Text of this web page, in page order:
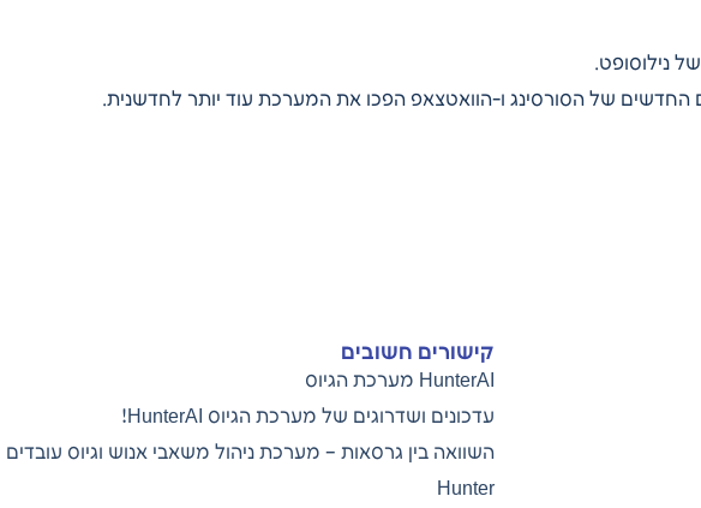
נילוסופט.
של הסורסינג ו-הוואטצאפ הפכו את המערכת עוד יותר לחדשנית.
קישורים חשובים
HunterAI מערכת הגיוס
עדכונים ושדרוגים של מערכת הגיוס HunterAI!
השוואה בין גרסאות – מערכת ניהול משאבי אנוש וגיוס עובדים
Hunter